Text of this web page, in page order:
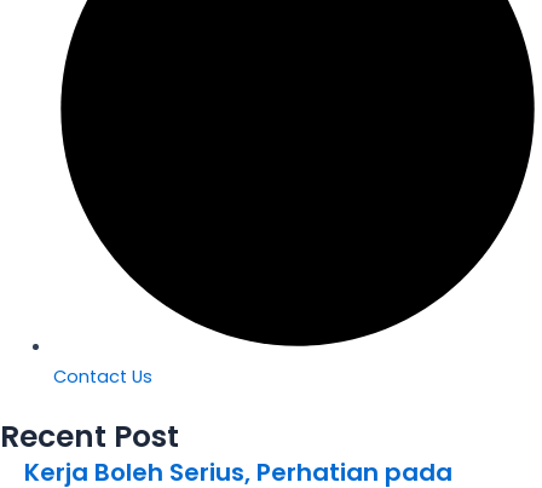
Contact Us
Recent Post
Kerja Boleh Serius, Perhatian pada